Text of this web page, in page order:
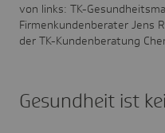
von links: TK-
Firmenkundenberater Jens
der TK-Kundenberatung
Gesundheit ist